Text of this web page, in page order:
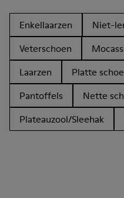
Enkellaarzen Niet-
Veterschoen
Laarzen
Platte
Pantoffels
Nette
Plateauzool/Sleehak